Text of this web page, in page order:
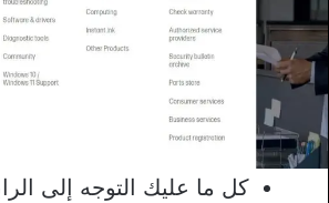
كل ما عليك التوجه إلى